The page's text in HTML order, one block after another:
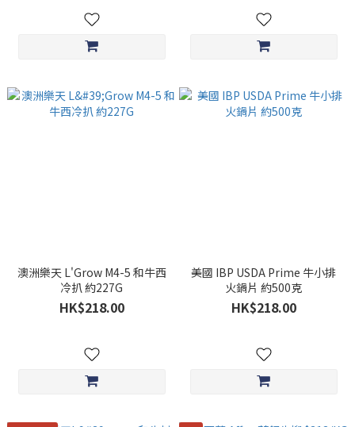
澳洲樂天 L'Grow M4-5 和牛西
冷扒 約227G
HK$218.00
美國 IBP USDA Prime 牛小排
火鍋片 約500克
HK$218.00